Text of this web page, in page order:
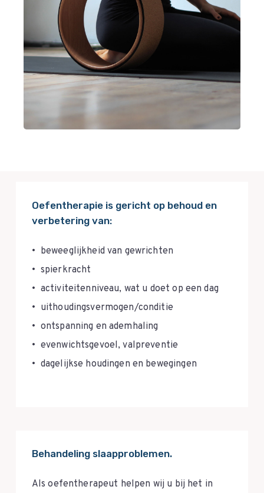
Oefentherapie is gericht op behoud en
verbetering van:
beweeglijkheid van gewrichten
spierkracht
activiteitenniveau, wat u doet op een dag
uithoudingsvermogen/conditie
ontspanning en ademhaling
evenwichtsgevoel, valpreventie
dagelijkse houdingen en bewegingen
Behandeling slaapproblemen.
Als oefentherapeut helpen wij u bij het in